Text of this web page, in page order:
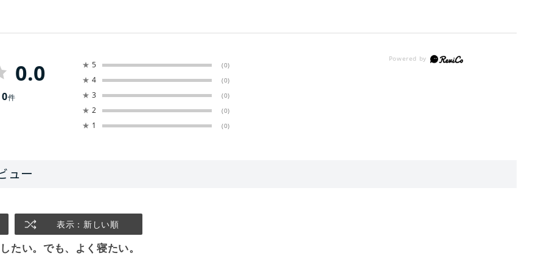
0.0
0件
★ 5 (0)
★ 4 (0)
★ 3 (0)
★ 2 (0)
★ 1 (0)
表示：新しい順
たい。でも、よく寝たい。